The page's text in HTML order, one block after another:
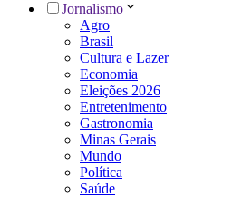
Jornalismo
Agro
Brasil
Cultura e Lazer
Economia
Eleições 2026
Entretenimento
Gastronomia
Minas Gerais
Mundo
Política
Saúde